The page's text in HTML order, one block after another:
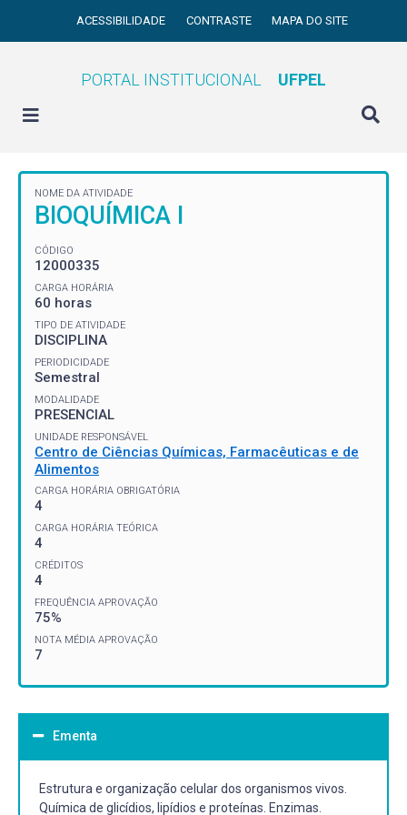
ACESSIBILIDADE CONTRASTE MAPA DO SITE
PORTAL INSTITUCIONAL UFPEL
NOME DA ATIVIDADE
BIOQUÍMICA I
CÓDIGO
12000335
CARGA HORÁRIA
60 horas
TIPO DE ATIVIDADE
DISCIPLINA
PERIODICIDADE
Semestral
MODALIDADE
PRESENCIAL
UNIDADE RESPONSÁVEL
Centro de Ciências Químicas, Farmacêuticas e de
Alimentos
CARGA HORÁRIA OBRIGATÓRIA
4
CARGA HORÁRIA TEÓRICA
4
CRÉDITOS
4
FREQUÊNCIA APROVAÇÃO
75%
NOTA MÉDIA APROVAÇÃO
7
Ementa
Estrutura e organização celular dos organismos vivos.
Química de glicídios, lipídios e proteínas. Enzimas.